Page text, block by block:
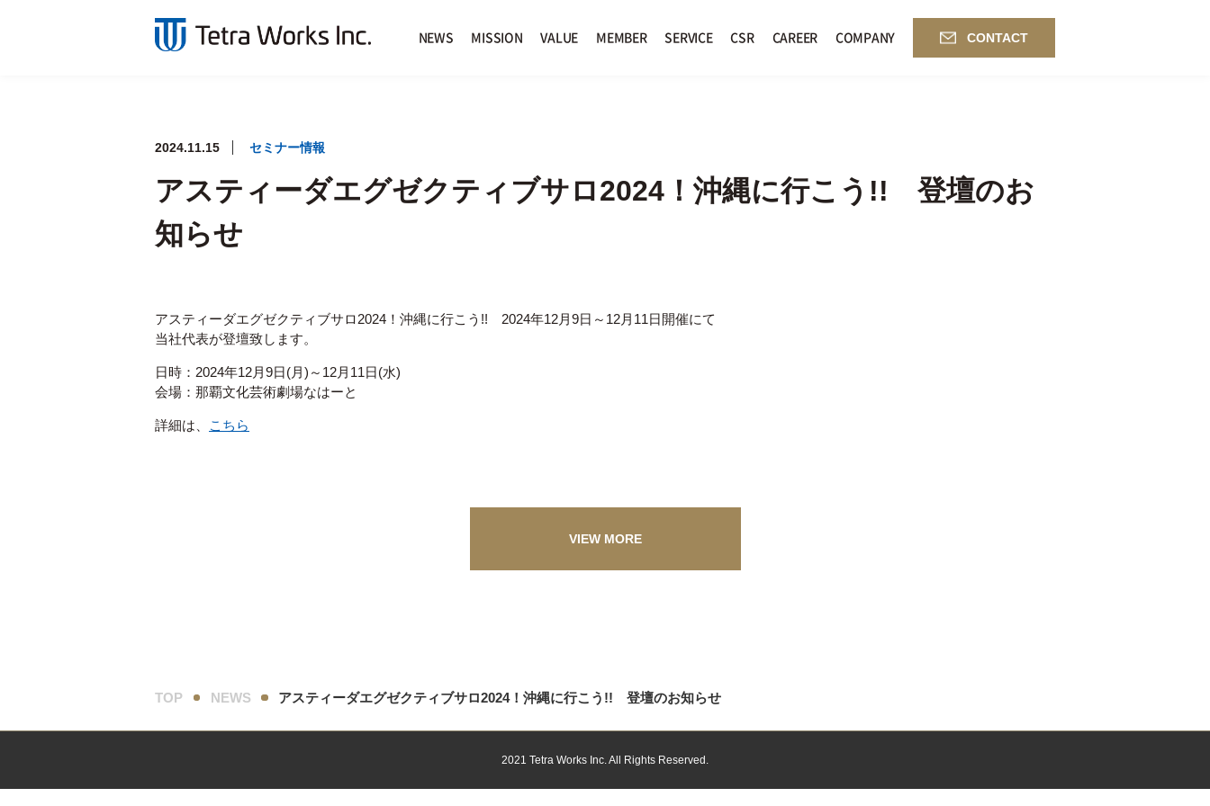
NEWS MISSION VALUE MEMBER SERVICE CSR CAREER COMPANY CONTACT
2024.11.15 セミナー情報
アスティーダエグゼクティブサロ2024！沖縄に行こう!! 登壇のお
知らせ
アスティーダエグゼクティブサロ2024！沖縄に行こう!! 2024年12月9日～12月11日開催にて
当社代表が登壇致します。
日時：2024年12月9日(月)～12月11日(水)
会場：那覇文化芸術劇場なはーと
詳細は、 こちら
VIEW MORE
TOP NEWS アスティーダエグゼクティブサロ2024！沖縄に行こう!! 登壇のお知らせ
2021 Tetra Works Inc. All Rights Reserved.